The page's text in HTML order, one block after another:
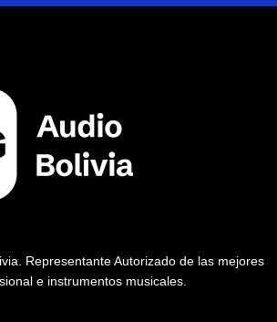
Representante Autorizado de las mejores
e instrumentos musicales.